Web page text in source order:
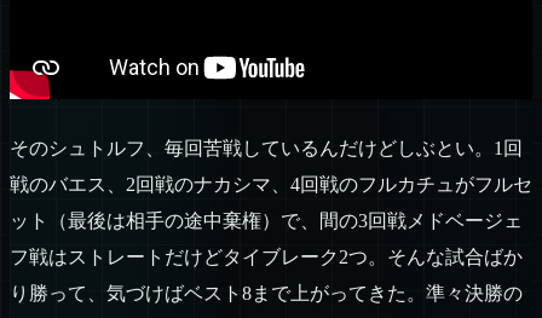
そのシュトルフ、毎回苦戦しているんだけどしぶとい。1回
戦のバエス、2回戦のナカシマ、4回戦のフルカチュがフルセ
ット（最後は相手の途中棄権）で、間の3回戦メドベージェ
フ戦はストレートだけどタイブレーク2つ。そんな試合ばか
り勝って、気づけばベスト8まで上がってきた。準々決勝の